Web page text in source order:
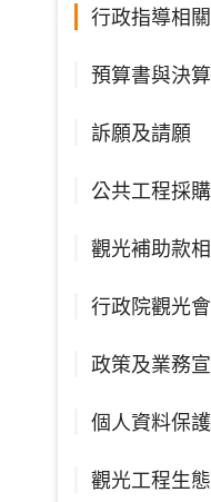
行政指導相
預算書與決
訴願及請願
公共工程採
觀光補助款
行政院觀光
政策及業務
個人資料保護
觀光工程生